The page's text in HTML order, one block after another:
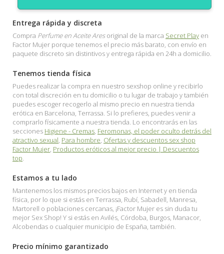
Entrega rápida y discreta
Compra Perfume en Aceite Aresoriginal de la marca Secret Play en
Factor Mujer porque tenemos el precio más barato, con envío en
paquete discreto sin distintivos y entrega rápida en 24h a domicilio.
Tenemos tienda física
Puedes realizar la compra en nuestro sexshop online y recibirlo
con total discreción en tu domicilio o tu lugar de trabajo y también
puedes escoger recogerlo al mismo precio en nuestra tienda
erótica en Barcelona, Terrassa. Si lo prefieres, puedes venir a
comprarlo físicamente a nuestra tienda. Lo encontrarás en las
secciones Higiene - Cremas, Feromonas, el poder oculto detrás del
atractivo sexual, Para hombre, Ofertas y descuentos sex shop
Factor Mujer, Productos eróticos al mejor precio | Descuentos
top.
Estamos a tu lado
Mantenemos los mismos precios bajos en Internet y en tienda
física, por lo que si estás en Terrassa, Rubí, Sabadell, Manresa,
Martorell o poblaciones cercanas, ¡Factor Mujer es sin duda tu
mejor Sex Shop! Y si estás en Avilés, Córdoba, Burgos, Manacor,
Alcobendas o cualquier municipio de España, también.
Precio mínimo garantizado